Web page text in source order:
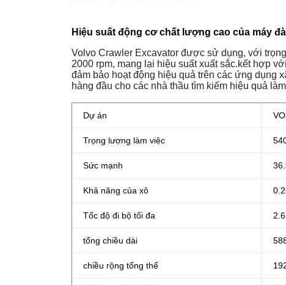
Hiệu suất động cơ chất lượng cao của máy
Volvo Crawler Excavator được sử dụng, với
2000 rpm, mang lại hiệu suất xuất sắc.kết hợp
đảm bảo hoạt động hiệu quả trên các ứng dụng
hàng đầu cho các nhà thầu tìm kiếm hiệu quả
Dự án
Trọng lượng làm việc
Sức mạnh
Khả năng của xô
Tốc độ đi bộ tối đa
tổng chiều dài
chiều rộng tổng thể